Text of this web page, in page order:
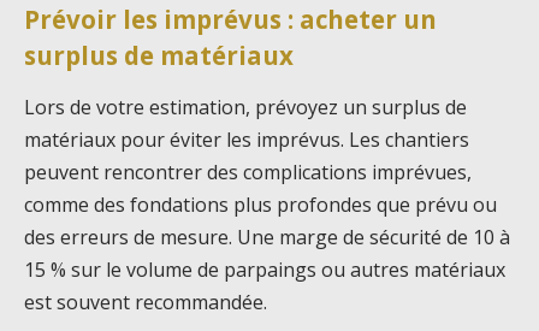
Prévoir les imprévus : acheter un
surplus de matériaux
Lors de votre estimation, prévoyez un surplus de
matériaux pour éviter les imprévus. Les chantiers
peuvent rencontrer des complications imprévues,
comme des fondations plus profondes que prévu ou
des erreurs de mesure. Une marge de sécurité de 10 à
15 % sur le volume de parpaings ou autres matériaux
est souvent recommandée.